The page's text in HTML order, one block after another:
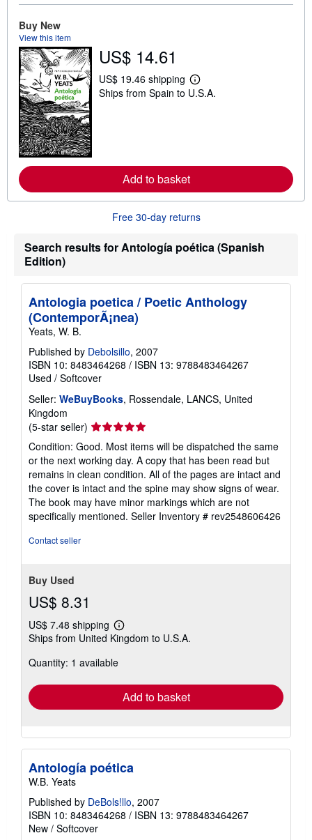
i
n
Buy New
View this item
US$ 14.61
US$ 19.46 shipping
L
e
e
o
t
h
i
i
g
Ships from Spain to U.S.A.
Add to basket
Free 30-day returns
Search results for Antología poética (Spanish
Edition)
Antologia poetica / Poetic Anthology
(ContemporÃ¡nea)
Yeats, W. B.
Published by Debolsillo, 2007
ISBN 10: 8483464268 / ISBN 13: 9788483464267
Used / Softcover
Seller: WeBuyBooks, Rossendale, LANCS, United
Kingdom
(5-star seller) Seller
rating
5
out
of
5
stars
Condition: Good. Most items will be dispatched the same
or the next working day. A copy that has been read but
remains in clean condition. All of the pages are intact and
the cover is intact and the spine may show signs of wear.
The book may have minor markings which are not
specifically mentioned. Seller Inventory # rev2548606426
Contact seller
Buy Used
US$ 8.31
US$ 7.48 shipping
Learn
more
shipping
Ships from United Kingdom to U.S.A.
Quantity: 1 available
Add to basket
Antología poética
W.B. Yeats
Published by DeBols!llo, 2007
ISBN 10: 8483464268 / ISBN 13: 9788483464267
New / Softcover